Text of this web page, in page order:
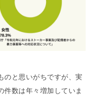
のと思いがちですが、実
件数は年々増加していま